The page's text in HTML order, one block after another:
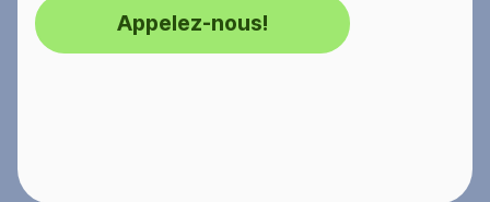
Appelez-nous!